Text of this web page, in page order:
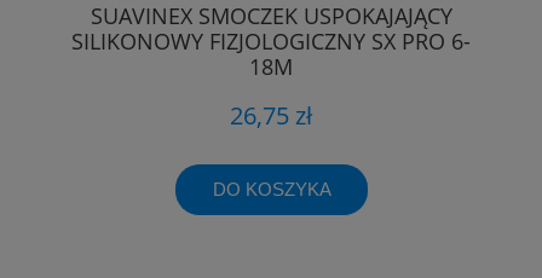
SUAVINEX SMOCZEK USPOKAJAJĄCY
SILIKONOWY FIZJOLOGICZNY SX PRO 6-
18M
26,75 zł
DO KOSZYKA